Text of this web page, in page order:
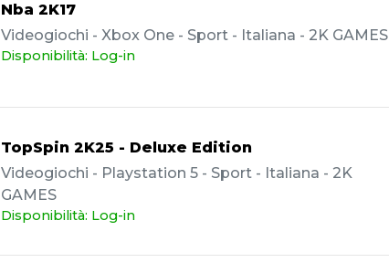
Nba 2K17
Videogiochi - Xbox One - Sport - Italiana - 2K GAMES
Disponibilità: Log-in
TopSpin 2K25 - Deluxe Edition
Videogiochi - Playstation 5 - Sport - Italiana - 2K
GAMES
Disponibilità: Log-in